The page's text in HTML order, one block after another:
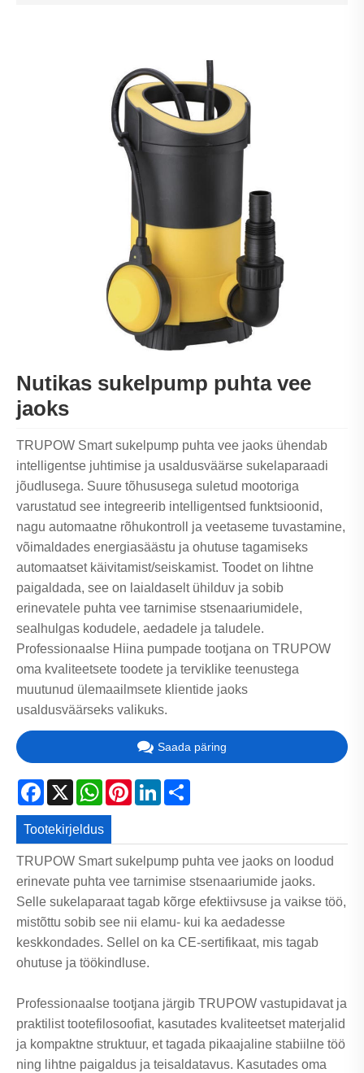
Nutikas sukelpump puhta vee
jaoks
TRUPOW Smart sukelpump puhta vee jaoks ühendab
intelligentse juhtimise ja usaldusväärse sukelaparaadi
jõudlusega. Suure tõhususega suletud mootoriga
varustatud see integreerib intelligentsed funktsioonid,
nagu automaatne rõhukontroll ja veetaseme tuvastamine,
võimaldades energiasäästu ja ohutuse tagamiseks
automaatset käivitamist/seiskamist. Toodet on lihtne
paigaldada, see on laialdaselt ühilduv ja sobib
erinevatele puhta vee tarnimise stsenaariumidele,
sealhulgas kodudele, aedadele ja taludele.
Professionaalse Hiina pumpade tootjana on TRUPOW
oma kvaliteetsete toodete ja terviklike teenustega
muutunud ülemaailmsete klientide jaoks
usaldusväärseks valikuks.
Saada päring
Facebook
X WhatsApp
PinterestLinkedIn
Tootekirjeldus
TRUPOW Smart sukelpump puhta vee jaoks on loodud
erinevate puhta vee tarnimise stsenaariumide jaoks.
Selle sukelaparaat tagab kõrge efektiivsuse ja vaikse töö,
mistõttu sobib see nii elamu- kui ka aedadesse
keskkondades. Sellel on ka CE-sertifikaat, mis tagab
ohutuse ja töökindluse.
Professionaalse tootjana järgib TRUPOW vastupidavat ja
praktilist tootefilosoofiat, kasutades kvaliteetset materjalid
ja kompaktne struktuur, et tagada pikaajaline stabiilne töö
ning lihtne paigaldus ja teisaldatavus. Kasutades oma